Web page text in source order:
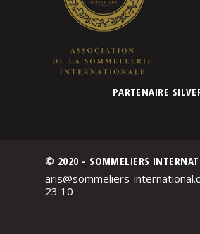
PARTENAIRE
© 2020 - SOMMELIERS
aris@sommeliers-
23 10